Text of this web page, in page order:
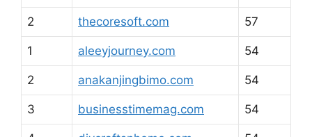
2 thecoresoft.com 57
1 aleeyjourney.com 54
2 anakanjingbimo.com 54
3 businesstimemag.com 54